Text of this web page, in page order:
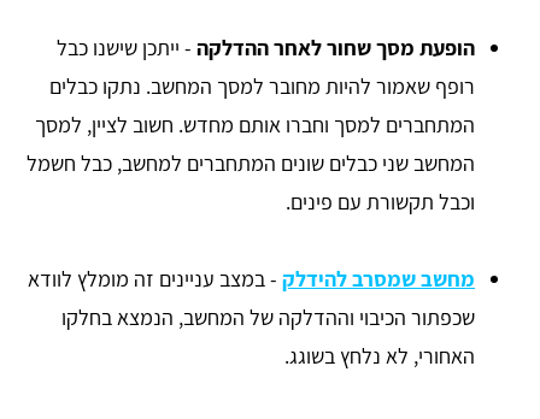
הופעת מסך שחור לאחר ההדלקה - ייתכן שישנו כבל
רופף שאמור להיות מחובר למסך המחשב. נתקו כבלים
המתחברים למסך וחברו אותם מחדש. חשוב לציין, למסך
המחשב שני כבלים שונים המתחברים למחשב, כבל חשמל
וכבל תקשורת עם פינים.
מחשב שמסרב להידלק - במצב עניינים זה מומלץ לוודא
שכפתור הכיבוי וההדלקה של המחשב, הנמצא בחלקו
האחורי, לא נלחץ בשוגג.